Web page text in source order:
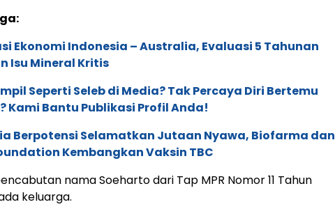
Ekonomi Indonesia – Australia, Evaluasi 5 Tahunan
Isu Mineral Kritis
Seperti Seleb di Media? Tak Percaya Diri Bertemu
Kami Bantu Publikasi Profil Anda!
Berpotensi Selamatkan Jutaan Nyawa, Biofarma dan
Kembangkan Vaksin TBC
nama Soeharto dari Tap MPR Nomor 11 Tahun
keluarga.